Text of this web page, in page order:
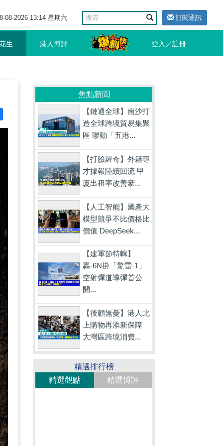
08-2026 13:14 星期六 訂閱通訊
生 港人博評 登入／註冊
焦點新聞
【鏈通全球】南沙打
造全球跨境貿易集聚
區 聯動「五港...
【打臉羅奇】外籍專
才據報陸續回流 甲
廈出租率改善豪...
【人工智能】國產大
模型競爭不比價格比
價值 DeepSeek...
【建軍節特輯】
轟-6N掛「驚雷-1」
空射彈道導彈首公
開...
【後顧無憂】港人北
上購物再添新保障
大灣區跨境消費...
精選排行榜
精選觀點
精選博評